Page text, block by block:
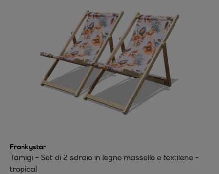
Frankystar
Tamigi - Set di 2 sdraio in legno massello e textilene -
tropical